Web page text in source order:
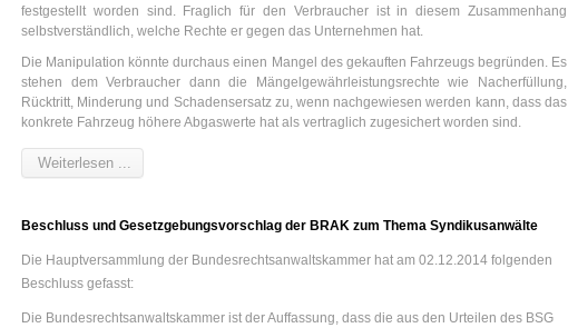
festgestellt worden sind. Fraglich für den Verbraucher ist in diesem Zusammenhang
selbstverständlich, welche Rechte er gegen das Unternehmen hat.
Die Manipulation könnte durchaus einen Mangel des gekauften Fahrzeugs begründen. Es
stehen dem Verbraucher dann die Mängelgewährleistungsrechte wie Nacherfüllung,
Rücktritt, Minderung und Schadensersatz zu, wenn nachgewiesen werden kann, dass das
konkrete Fahrzeug höhere Abgaswerte hat als vertraglich zugesichert worden sind.
Weiterlesen ...
Beschluss und Gesetzgebungsvorschlag der BRAK zum Thema Syndikusanwälte
Die Hauptversammlung der Bundesrechtsanwaltskammer hat am 02.12.2014 folgenden
Beschluss gefasst:
Die Bundesrechtsanwaltskammer ist der Auffassung, dass die aus den Urteilen des BSG